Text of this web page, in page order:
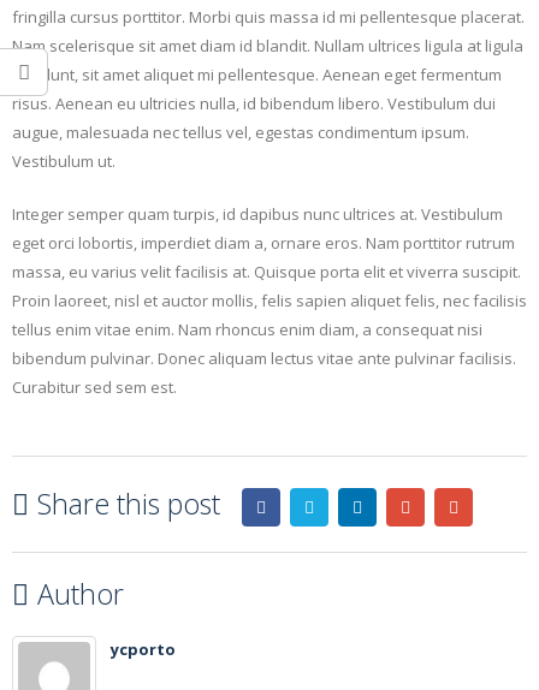
fringilla cursus porttitor. Morbi quis massa id mi pellentesque placerat.
Nam scelerisque sit amet diam id blandit. Nullam ultrices ligula at ligula
tincidunt, sit amet aliquet mi pellentesque. Aenean eget fermentum
risus. Aenean eu ultricies nulla, id bibendum libero. Vestibulum dui
augue, malesuada nec tellus vel, egestas condimentum ipsum.
Vestibulum ut.
Integer semper quam turpis, id dapibus nunc ultrices at. Vestibulum
eget orci lobortis, imperdiet diam a, ornare eros. Nam porttitor rutrum
massa, eu varius velit facilisis at. Quisque porta elit et viverra suscipit.
Proin laoreet, nisl et auctor mollis, felis sapien aliquet felis, nec facilisis
tellus enim vitae enim. Nam rhoncus enim diam, a consequat nisi
bibendum pulvinar. Donec aliquam lectus vitae ante pulvinar facilisis.
Curabitur sed sem est.
Share this post
Author
ycporto